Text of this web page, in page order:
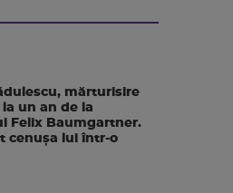
mărturisire
un an de la
Felix Baumgartner.
cenușa lui într-o